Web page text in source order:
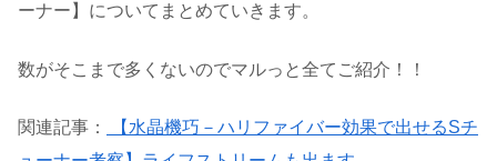
ーナー】についてまとめていきます。
数がそこまで多くないのでマルっと全てご紹介！！
関連記事：
【水晶機巧－ハリファイバー効果で出せるSチ